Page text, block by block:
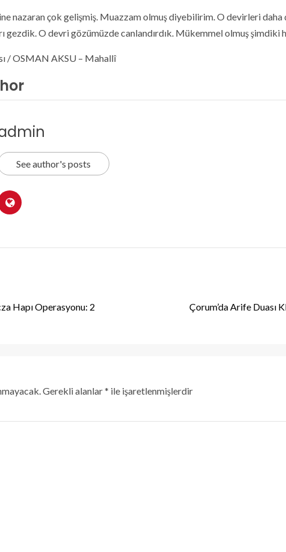
nazaran çok gelişmiş. Muazzam olmuş diyebilirim. O devirleri daha
gezdik. O devri gözümüzde canlandırdık. Mükemmel olmuş şimdiki
/ OSMAN AKSU – Mahallî
See author's posts
Hapı Operasyonu: 2
Çorum’da Arife Duası
Gerekli alanlar* ile işaretlenmişlerdir